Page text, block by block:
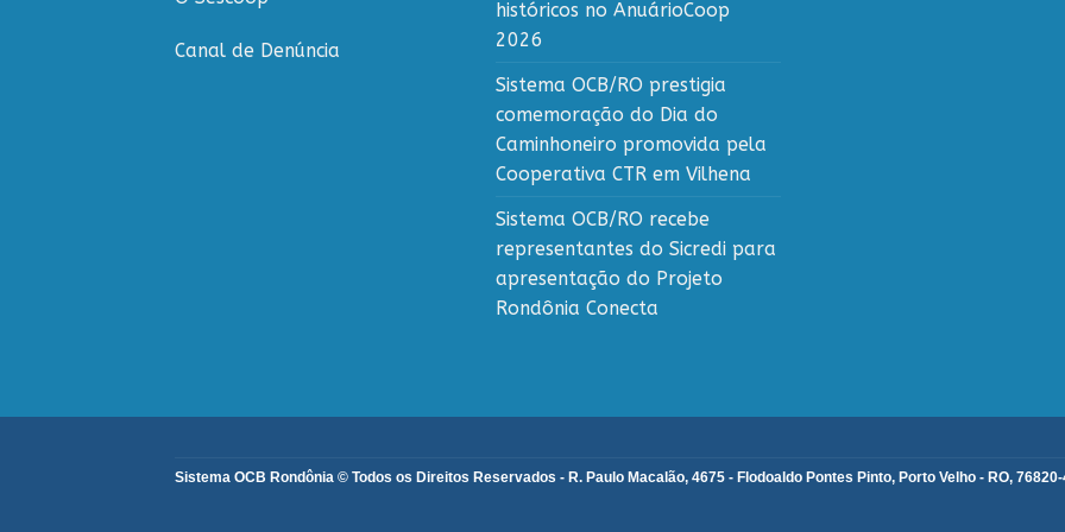
Canal de Denúncia
históricos no AnuárioCoop
2026
Sistema OCB/RO prestigia
comemoração do Dia do
Caminhoneiro promovida pela
Cooperativa CTR em Vilhena
Sistema OCB/RO recebe
representantes do Sicredi para
apresentação do Projeto
Rondônia Conecta
Sistema OCB Rondônia © Todos os Direitos Reservados - R. Paulo Macalão, 4675 - Flodoaldo Pontes Pinto, Porto Velho - RO,